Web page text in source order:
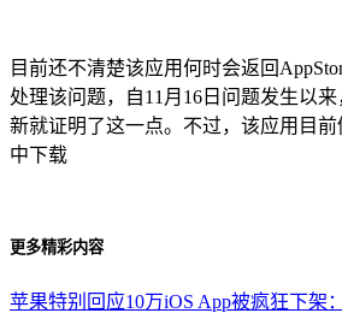
目前还不清楚该应用何时会返回
处理该问题，自11月16日问题发生以
新就证明了这一点。不过，该应用目前
中下载
更多精彩内容
苹果特别回应10万iOS App被疯狂下架